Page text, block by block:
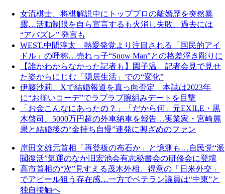
女流棋士、将棋解説中にトッププロの離婚歴を突然暴
露…活動制限を自ら宣言するも火消し失敗、過去には
“アバズレ” 発言も
WEST.中間淳太 熱愛発覚より注目される「国民的アイ
ドル」の呼称…売れっ子“Snow Man”との格差浮き彫りに
【誰かわからなかった記者も】園子温 記者会見で見せ
た姿からにじむ「隠居生活」での“変化”
伊藤沙莉、Xで結婚報道を真っ向否定 本誌は2023年
に“お揃いコーデ”でラブラブ腕組みデートを目撃
「お金こんなにあったの？」「だから何」元EXILE・黒
木啓司、5000万円超の外車納車を報告…実業家・宮崎麗
果と結婚後の“金持ち自慢”連発に興ざめのファン
岸田文雄元首相「再登板の布石か」と憶測も…自民党“派
閥復活”気運のなか旧宏池会有志秘書会の研修会に登壇
高市首相の“次”見すえる茂木外相、得意の「日米外交」
でアピール狙う存在感…一方でベテラン議員は“中東”と
独自接触へ